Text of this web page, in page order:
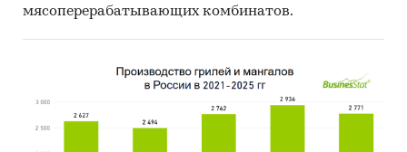
мясоперерабатывающих комбинатов.